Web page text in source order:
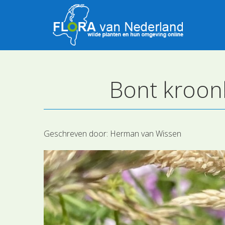
Bont
Geschreven door: Herman van Wissen